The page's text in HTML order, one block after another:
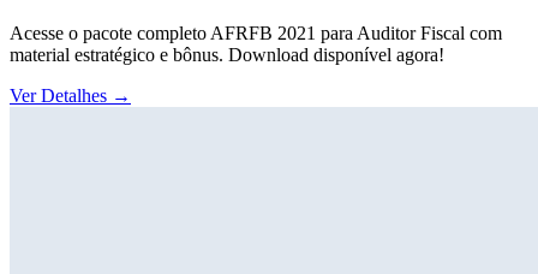
Acesse o pacote completo AFRFB 2021 para Auditor Fiscal com
material estratégico e bônus. Download disponível agora!
Ver Detalhes →